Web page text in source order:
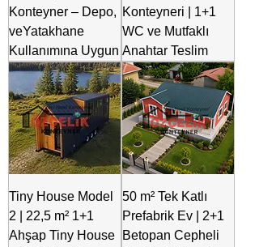
Konteyner – Depo,
veYatakhane
Kullanımına Uygun
Konteyneri | 1+1
WC ve Mutfaklı
Anahtar Teslim
Tiny House Model
2 | 22,5 m² 1+1
Ahşap Tiny House
50 m² Tek Katlı
Prefabrik Ev | 2+1
Betopan Cepheli